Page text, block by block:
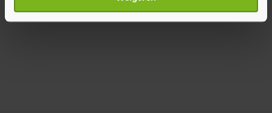
verwerkt en stel uw voorkeuren in het
U kunt uw toestemming op elk moment wijzigen of